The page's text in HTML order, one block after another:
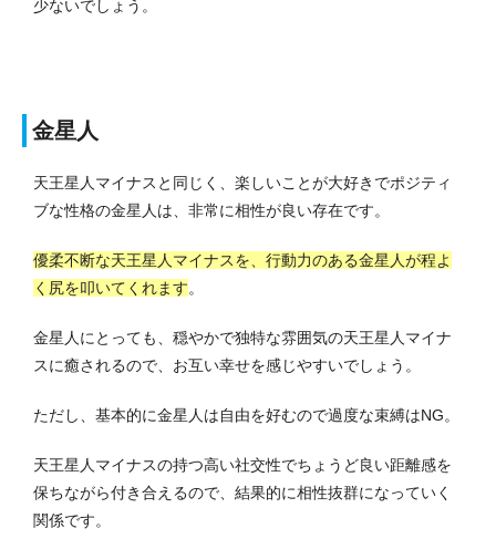
少ないでしょう。
金星人
天王星人マイナスと同じく、楽しいことが大好きでポジティ
ブな性格の金星人は、非常に相性が良い存在です。
優柔不断な天王星人マイナスを、行動力のある金星人が程よ
く尻を叩いてくれます。
金星人にとっても、穏やかで独特な雰囲気の天王星人マイナ
スに癒されるので、お互い幸せを感じやすいでしょう。
ただし、基本的に金星人は自由を好むので過度な束縛はNG。
天王星人マイナスの持つ高い社交性でちょうど良い距離感を
保ちながら付き合えるので、結果的に相性抜群になっていく
関係です。